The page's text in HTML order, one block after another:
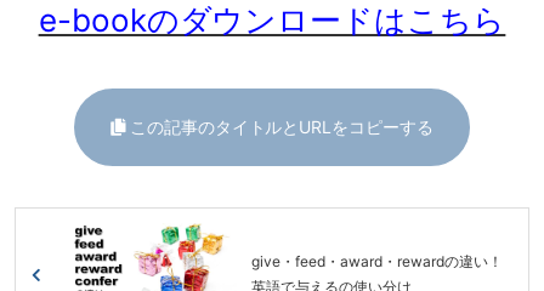
e-bookのダウンロードはこちら
この記事のタイトルとURLをコピーする
give・feed・award・rewardの違い！
英語で与えるの使い分け